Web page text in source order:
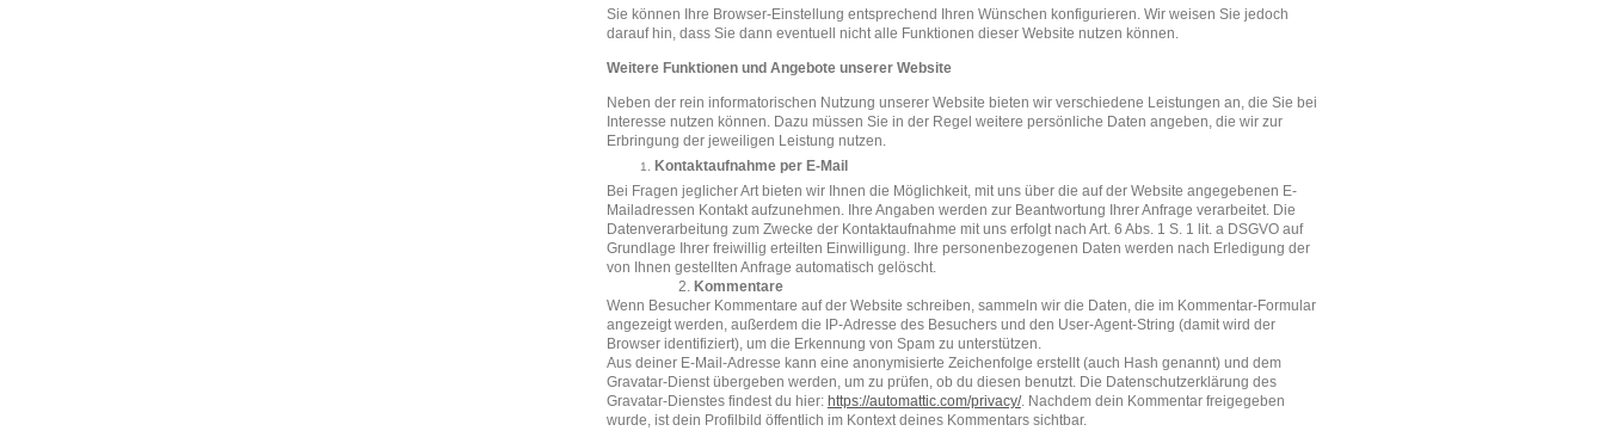
Sie können Ihre Browser-Einstellung entsprechend Ihren Wünschen konfigurieren. Wir weisen Sie jedoch
darauf hin, dass Sie dann eventuell nicht alle Funktionen dieser Website nutzen können.
Weitere Funktionen und Angebote unserer Website
Neben der rein informatorischen Nutzung unserer Website bieten wir verschiedene Leistungen an, die Sie bei
Interesse nutzen können. Dazu müssen Sie in der Regel weitere persönliche Daten angeben, die wir zur
Erbringung der jeweiligen Leistung nutzen.
Kontaktaufnahme per E-Mail
Bei Fragen jeglicher Art bieten wir Ihnen die Möglichkeit, mit uns über die auf der Website angegebenen E-
Mailadressen Kontakt aufzunehmen. Ihre Angaben werden zur Beantwortung Ihrer Anfrage verarbeitet. Die
Datenverarbeitung zum Zwecke der Kontaktaufnahme mit uns erfolgt nach Art. 6 Abs. 1 S. 1 lit. a DSGVO auf
Grundlage Ihrer freiwillig erteilten Einwilligung. Ihre personenbezogenen Daten werden nach Erledigung der
von Ihnen gestellten Anfrage automatisch gelöscht.
2. Kommentare
Wenn Besucher Kommentare auf der Website schreiben, sammeln wir die Daten, die im Kommentar-Formular
angezeigt werden, außerdem die IP-Adresse des Besuchers und den User-Agent-String (damit wird der
Browser identifiziert), um die Erkennung von Spam zu unterstützen.
Aus deiner E-Mail-Adresse kann eine anonymisierte Zeichenfolge erstellt (auch Hash genannt) und dem
Gravatar-Dienst übergeben werden, um zu prüfen, ob du diesen benutzt. Die Datenschutzerklärung des
Gravatar-Dienstes findest du hier: https://automattic.com/privacy/. Nachdem dein Kommentar freigegeben
wurde, ist dein Profilbild öffentlich im Kontext deines Kommentars sichtbar.